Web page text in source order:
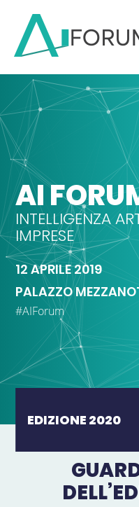
AI
INTELLIGENZA
IMPRESE
12 APRILE 2019
PALAZZO
#AIForum
EDIZIONE 2020